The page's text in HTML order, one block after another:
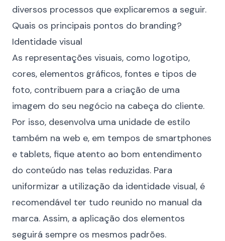
diversos processos que explicaremos a seguir.
Quais os principais pontos do branding?
Identidade visual
As representações visuais, como logotipo,
cores, elementos gráficos, fontes e tipos de
foto, contribuem para a criação de uma
imagem do seu negócio na cabeça do cliente.
Por isso, desenvolva uma unidade de estilo
também na web e, em tempos de smartphones
e tablets, fique atento ao bom entendimento
do conteúdo nas telas reduzidas. Para
uniformizar a utilização da identidade visual, é
recomendável ter tudo reunido no manual da
marca. Assim, a aplicação dos elementos
seguirá sempre os mesmos padrões.